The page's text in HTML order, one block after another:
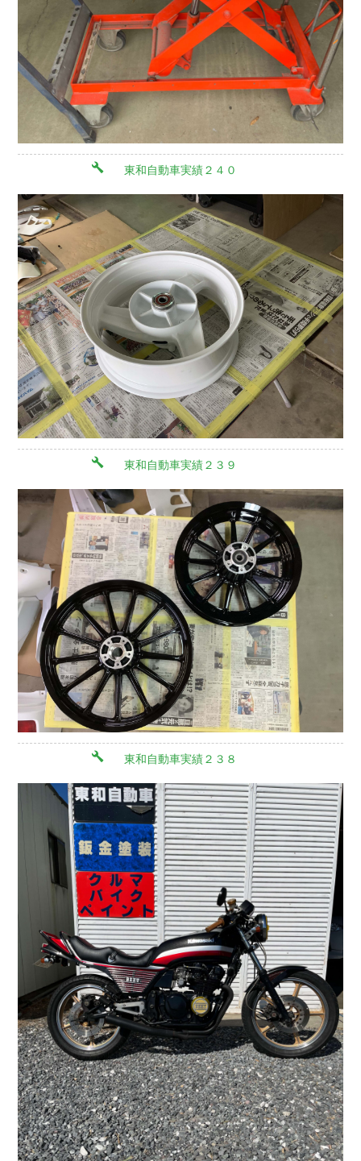
東和自動車実績２４０
東和自動車実績２３９
東和自動車実績２３８